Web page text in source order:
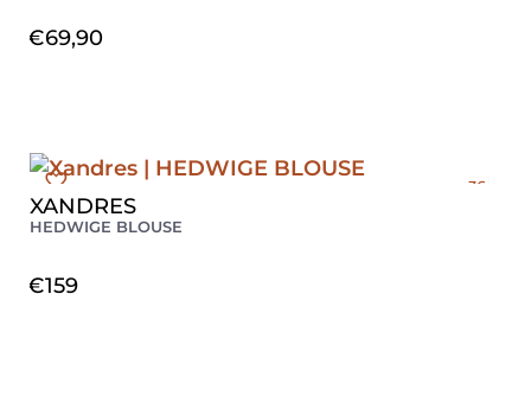
€69,90
XANDRES
HEDWIGE BLOUSE
€159
36